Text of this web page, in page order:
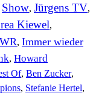
Show, Jürgens TV,
Kiewel,
, Immer wieder
, Howard
Of, Ben Zucker,
, Stefanie Hertel,